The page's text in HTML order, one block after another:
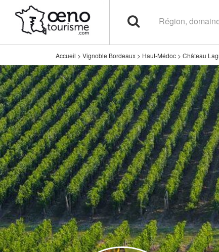
Accueil > Vignoble Bordeaux > Haut-Médoc > Château